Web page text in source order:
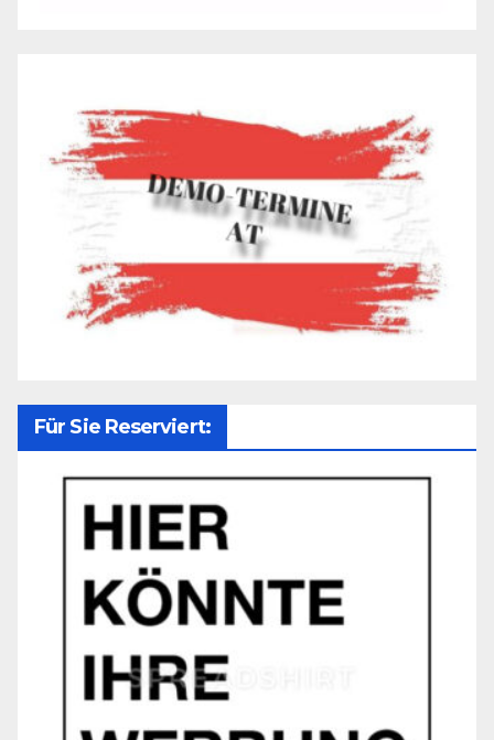
Für Sie Reserviert: